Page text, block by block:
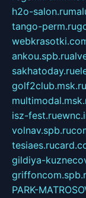
h2o-salon.ru
tango-perm.ru
ankou.spb.ru
sakhatoday.ru
golf2club.msk.ru
isz-fest.ru
volnav.spb.ru
tesiaes.ru
gildiya-
PARK-